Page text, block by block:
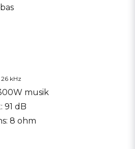
kHz
musik
91 dB
8 ohm